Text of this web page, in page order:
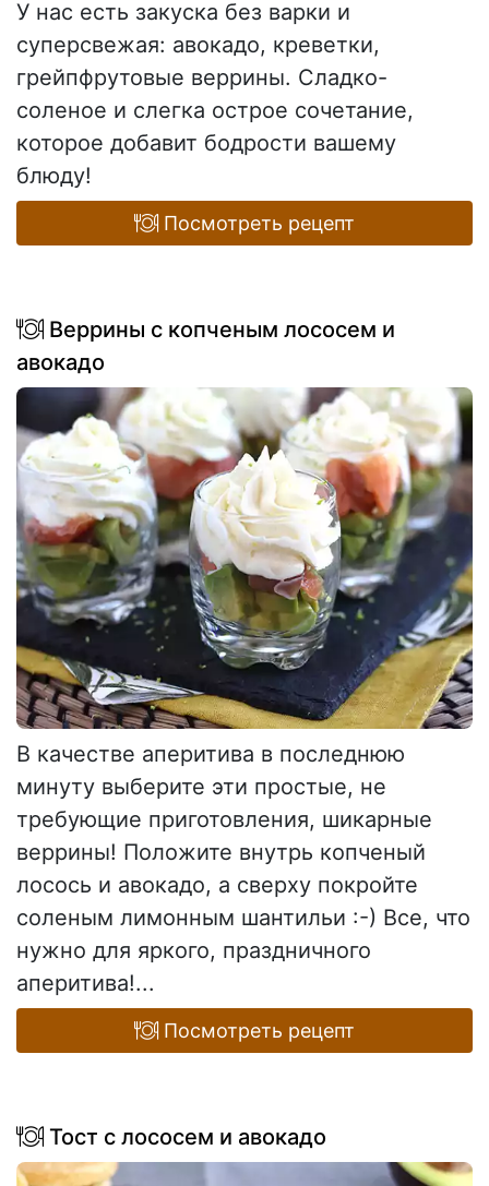
У нас есть закуска без варки и
суперсвежая: авокадо, креветки,
грейпфрутовые веррины. Сладко-
соленое и слегка острое сочетание,
которое добавит бодрости вашему
блюду!
Посмотреть рецепт
Веррины с копченым лососем и
авокадо
В качестве аперитива в последнюю
минуту выберите эти простые, не
требующие приготовления, шикарные
веррины! Положите внутрь копченый
лосось и авокадо, а сверху покройте
соленым лимонным шантильи :-) Все, что
нужно для яркого, праздничного
аперитива!...
Посмотреть рецепт
Тост с лососем и авокадо